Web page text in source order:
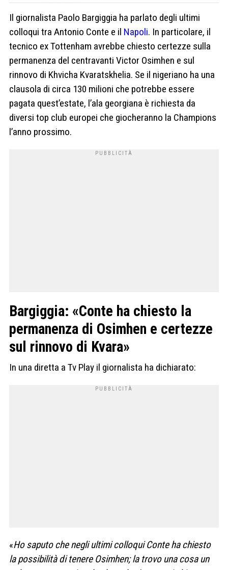
Il giornalista Paolo Bargiggia ha parlato degli ultimi
colloqui tra Antonio Conte e il Napoli. In particolare, il
tecnico ex Tottenham avrebbe chiesto certezze sulla
permanenza del centravanti Victor Osimhen e sul
rinnovo di Khvicha Kvaratskhelia. Se il nigeriano ha una
clausola di circa 130 milioni che potrebbe essere
pagata quest’estate, l’ala georgiana è richiesta da
diversi top club europei che giocheranno la Champions
l’anno prossimo.
Bargiggia: «Conte ha chiesto la
permanenza di Osimhen e certezze
sul rinnovo di Kvara»
In una diretta a Tv Play il giornalista ha dichiarato:
«Ho saputo che negli ultimi colloqui Conte ha chiesto
la possibilità di tenere Osimhen; la trovo una cosa un